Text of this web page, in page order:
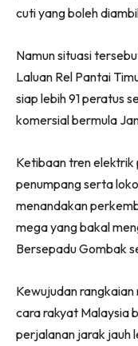
cuti yang boleh
Namun situasi
Laluan Rel Pantai
siap lebih 91 peratus
komersial bermula
Ketibaan tren
penumpang serta
menandakan
mega yang bakal
Bersepadu Gombak
Kewujudan
cara rakyat Malaysia
perjalanan jarak jauh